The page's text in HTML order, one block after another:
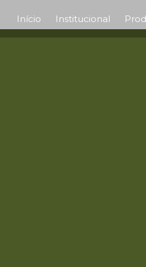
Início Institucional